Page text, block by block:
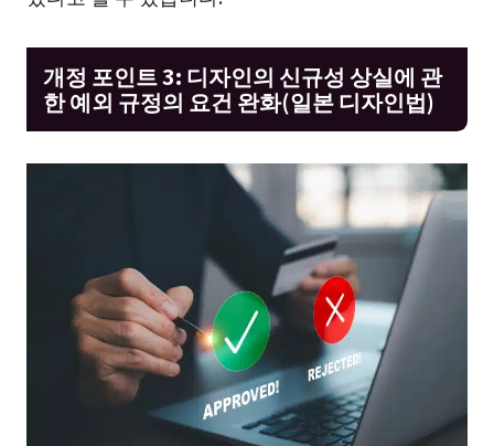
개정 포인트 3: 디자인의 신규성 상실에 관
한 예외 규정의 요건 완화(일본 디자인법)